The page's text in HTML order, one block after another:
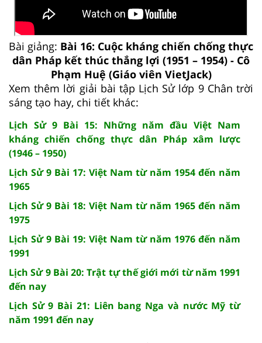
Bài giảng: Bài 16: Cuộc kháng chiến chống thực
dân Pháp kết thúc thắng lợi (1951 – 1954) - Cô
Phạm Huệ (Giáo viên VietJack)
Xem thêm lời giải bài tập Lịch Sử lớp 9 Chân trời
sáng tạo hay, chi tiết khác:
Lịch Sử 9 Bài 15: Những năm đầu Việt Nam
kháng chiến chống thực dân Pháp xâm lược
(1946 – 1950)
Lịch Sử 9 Bài 17: Việt Nam từ năm 1954 đến năm
1965
Lịch Sử 9 Bài 18: Việt Nam từ năm 1965 đến năm
1975
Lịch Sử 9 Bài 19: Việt Nam từ năm 1976 đến năm
1991
Lịch Sử 9 Bài 20: Trật tự thế giới mới từ năm 1991
đến nay
Lịch Sử 9 Bài 21: Liên bang Nga và nước Mỹ từ
năm 1991 đến nay